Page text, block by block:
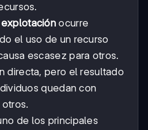
ocurre
el uso de un recurso
escasez para otros.
directa, pero el resultado
quedan con
de los principales